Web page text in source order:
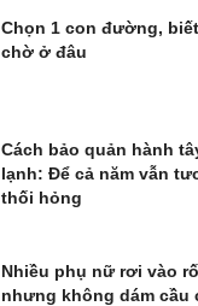
Chọn 1 con đường,
chờ ở đâu
Cách bảo quản hành
lạnh: Để cả năm vẫn
thối hỏng
Nhiều phụ nữ rơi vào
nhưng không dám cầu